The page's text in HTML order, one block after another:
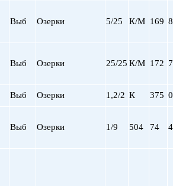
Выб Озерки 5/25 К/М 169
Выб Озерки 25/25 К/М 172
Выб Озерки 1,2/2 К 375 0
Выб Озерки 1/9 504 74